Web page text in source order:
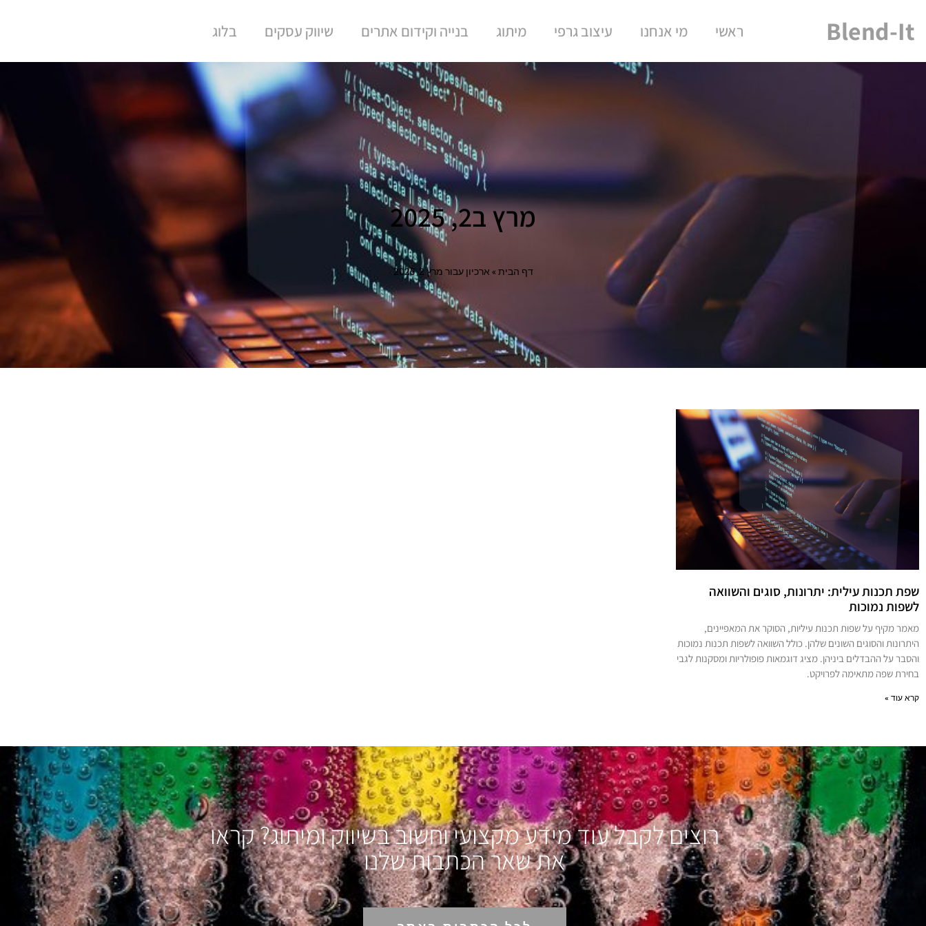
Blend-It ראשי מי אנחנו עיצוב גרפי מיתוג בנייה וקידום אתרים שיווק עסקים בלוג
מרץ ב2, 2025
דף הבית » ארכיון עבור מרץ 2, 2025
שפת תכנות עילית: יתרונות, סוגים והשוואה
לשפות נמוכות
מאמר מקיף על שפות תכנות עיליות, הסוקר את המאפיינים,
היתרונות והסוגים השונים שלהן. כולל השוואה לשפות תכנות נמוכות
והסבר על ההבדלים ביניהן. מציג דוגמאות פופולריות ומסקנות לגבי
בחירת שפה מתאימה לפרויקט.
קרא עוד »
רוצים לקבל עוד מידע מקצועי וחשוב בשיווק ומיתוג? קראו
את שאר הכתבות שלנו